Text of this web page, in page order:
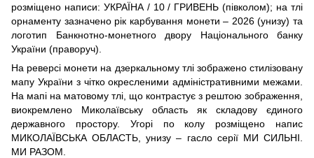
розміщено написи: УКРАЇНА / 10 / ГРИВЕНЬ (півколом); на тлі
орнаменту зазначено рік карбування монети – 2026 (унизу) та
логотип Банкнотно-монетного двору Національного банку
України (праворуч).
На реверсі монети на дзеркальному тлі зображено стилізовану
мапу України з чітко окресленими адміністративними межами.
На мапі на матовому тлі, що контрастує з рештою зображення,
виокремлено Миколаївську область як складову єдиного
державного простору. Угорі по колу розміщено напис
МИКОЛАЇВСЬКА ОБЛАСТЬ, унизу – гасло серії МИ СИЛЬНІ.
МИ РАЗОМ.